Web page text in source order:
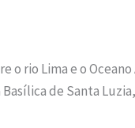
o rio Lima e o
de Santa